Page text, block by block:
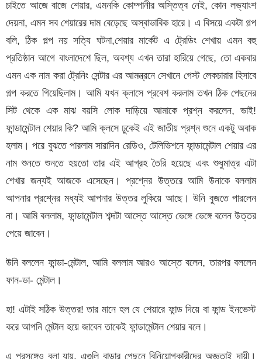
চাইতে আজে বাজে শেয়ার, এমনকি কোম্পানীর অস্তিত্ব নেই, কোন লভ্যাংশ
দেয়না, এমন সব শেয়ারের দাম বেড়েছে অস্বাভাবিক হারে। এ বিসয়ে একটা গল্প
বলি, ঠিক গল্প নয় সত্যি ঘটনা,শেয়ার মার্কেট এ ট্রেডিং শেখায় এমন বহু
প্রতিষ্ঠান আগে বাংলাদেশে ছিল, অবশ্য এখন তারা হারিয়ে গেছে, তো একবার
এমন এক নাম করা ট্রেনিং সেন্টার এর আমন্ত্রনে সেখানে গেস্ট লেকচারার হিসাবে
গল্প করতে গিয়েছিলাম। আমি যখন ক্লাসে প্রবেশ করলাম তখন ঠিক পেছনের
সিট থেকে এক মাঝ বয়সি লোক দাড়িয়ে আমাকে প্রশ্ন করলেন, ভাই!
ফান্ডামেন্টাল শেয়ার কি? আমি ক্লসে ঢুকেই এই জাতীয় প্রশ্ন শুনে একটু অবাক
হলাম। পরে বুঝতে পারলাম সারাদিন রেডিও, টেলিভিশনে ফান্ডামেন্টাল শেয়ার এর
নাম শুনতে শুনতে হয়তো তার এই আগ্রহ তৈরি হয়েছে এবং শুধুমাত্র এটা
শেখার জন্যই আজকে এসেছেন। প্রশ্নের উত্তরে আমি উনাকে বললাম
আপনার প্রশ্নের মধ্যই আপনার উত্তর লুকিয়ে আছে। উনি বুজতে পারলেন
না। আমি বললাম, ফান্ডামেন্টাল শব্দটা আস্তে আস্তে ভেঙ্গে ভেঙ্গে বলেন উত্তর
পেয়ে জাবেন।
উনি বললেন ফান্ডা-মেন্টাল, আমি বললাম আরও আস্তে বলেন, তারপর বললেন
ফান-ডা- মেন্টাল।
হা! এটাই সঠিক উত্তর! তার মানে হল যে শেয়ারে ফান্ড দিয়ে বা ফান্ড ইনভেস্ট
করে আপনি মেন্টাল হয়ে জাবেন তাকেই ফান্ডামেন্টাল শেয়ার বলে।
এ প্রসঙ্গেও বলা যায়, এগুলি বাড়ার পেছনে বিনিয়োগকারীদের অজ্ঞতাই দায়ী।